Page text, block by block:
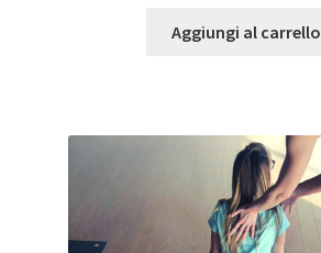
Aggiungi al carrello